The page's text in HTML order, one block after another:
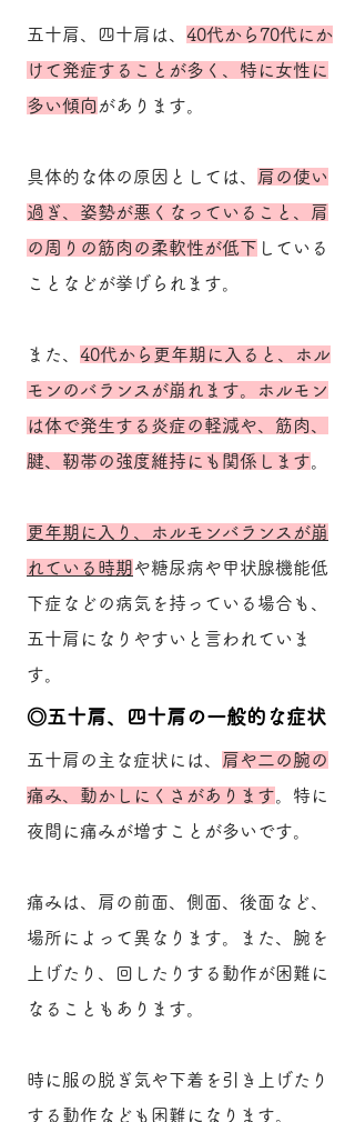
五十肩、四十肩は、 40代から70代にか
けて発症することが多く、特に女性に
多い傾向 があります。
具体的な体の原因としては、
肩の使い
過ぎ、姿勢が悪くなっていること、肩
の周りの筋肉の柔軟性が低下 している
ことなどが挙げられます。
また、 40代から更年期に入ると、ホル
モンのバランスが崩れます。ホルモン
は体で発生する炎症の軽減や、筋肉、
腱、靭帯の強度維持にも関係します
更年期に入り、ホルモンバランスが崩
れている時期 や糖尿病や甲状腺機能低
下症などの病気を持っている場合も、
五十肩になりやすいと言われていま
す。
​◎五十肩、四十肩の一般的な症状
五十肩の主な症状には、
肩や二の腕の
痛み、動かしにくさがあります 。特に
夜間に痛みが増すことが多いです。
痛みは、肩の前面、側面、後面など、
場所によって異なります。また、腕を
上げたり、回したりする動作が困難に
なることもあります。
時に服の脱ぎ気や下着を引き上げたり
する動作なども困難になります。​